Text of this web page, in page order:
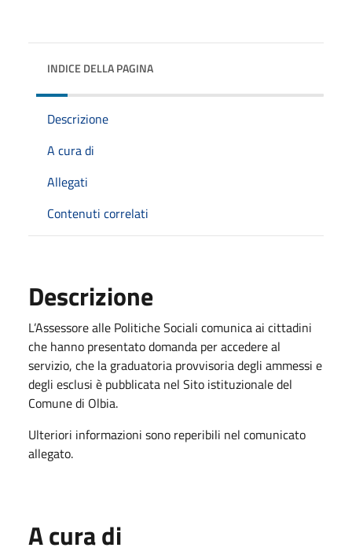
INDICE DELLA PAGINA
Descrizione
A cura di
Allegati
Contenuti correlati
Descrizione
L’Assessore alle Politiche Sociali comunica ai cittadini
che hanno presentato domanda per accedere al
servizio, che la graduatoria provvisoria degli ammessi e
degli esclusi è pubblicata nel Sito istituzionale del
Comune di Olbia.
Ulteriori informazioni sono reperibili nel comunicato
allegato.
A cura di